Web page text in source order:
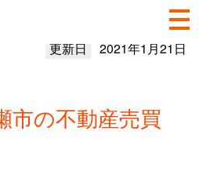
更新日 2021年1月21日
市の不動産売買